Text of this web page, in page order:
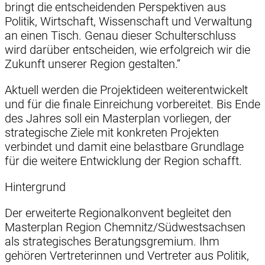
bringt die entscheidenden Perspektiven aus
Politik, Wirtschaft, Wissenschaft und Verwaltung
an einen Tisch. Genau dieser Schulterschluss
wird darüber entscheiden, wie erfolgreich wir die
Zukunft unserer Region gestalten.“
Aktuell werden die Projektideen weiterentwickelt
und für die finale Einreichung vorbereitet. Bis Ende
des Jahres soll ein Masterplan vorliegen, der
strategische Ziele mit konkreten Projekten
verbindet und damit eine belastbare Grundlage
für die weitere Entwicklung der Region schafft.
Hintergrund
Der erweiterte Regionalkonvent begleitet den
Masterplan Region Chemnitz/Südwestsachsen
als strategisches Beratungsgremium. Ihm
gehören Vertreterinnen und Vertreter aus Politik,